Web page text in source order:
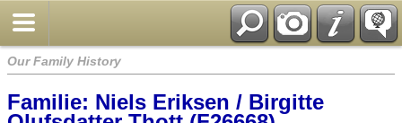
Our Family History
Familie: Niels Eriksen / Birgitte